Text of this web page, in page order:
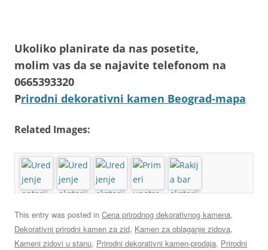
Ukoliko planirate da nas posetite,
molim vas da se najavite telefonom na
0665393320
Prirodni dekorativni kamen Beograd-mapa
Related Images:
This entry was posted in Cena prirodnog dekorativnog kamena,
Dekorativni prirodni kamen za zid, Kamen za oblaganje zidova,
Kameni zidovi u stanu, Prirodni dekorativni kamen-prodaja, Prirodni